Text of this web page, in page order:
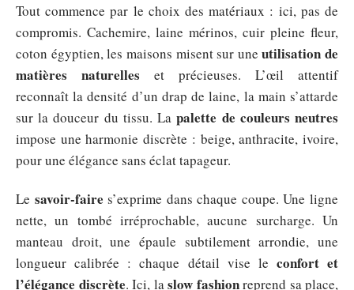
Tout commence par le choix des matériaux : ici, pas de
compromis. Cachemire, laine mérinos, cuir pleine fleur,
coton égyptien, les maisons misent sur uneutilisation de
matières naturelles et précieuses. L’œil attentif
reconnaît la densité d’un drap de laine, la main s’attarde
sur la douceur du tissu. Lapalette de couleurs neutres
impose une harmonie discrète : beige, anthracite, ivoire,
pour une élégance sans éclat tapageur.
Le savoir-faire s’exprime dans chaque coupe. Une ligne
nette, un tombé irréprochable, aucune surcharge. Un
manteau droit, une épaule subtilement arrondie, une
longueur calibrée : chaque détail vise le confort et
l’élégance discrète. Ici, laslow fashionreprend sa place,